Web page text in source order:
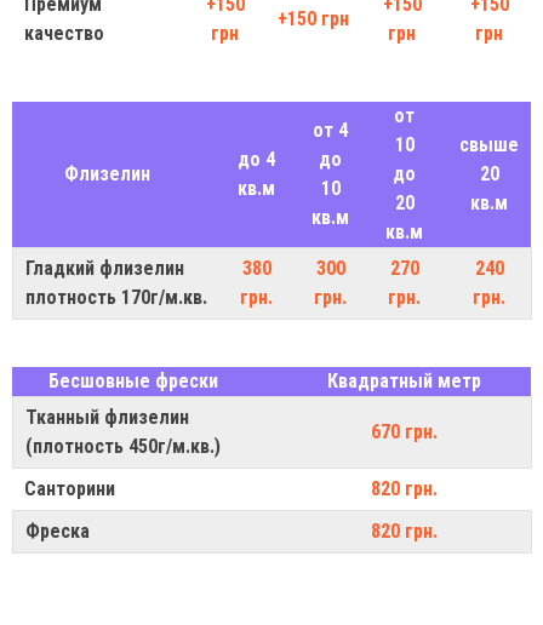
качество
грн
+150 грн
грн
грн
Флизелин
до 4
кв.м
от 4
до
10
кв.м
от
10
до
20
кв.м
свыше
20
кв.м
Гладкий флизелин
плотность 170г/м.кв.
380
грн.
300
грн.
270
грн.
240
грн.
Бесшовные фрески
Квадратный метр
Тканный флизелин
(плотность 450г/м.кв.)
670 грн.
Санторини
820 грн.
Фреска
820 грн.